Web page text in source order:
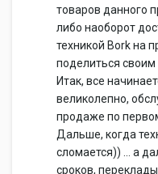
товаров данного
либо наоборот
техникой Bork на
поделиться своим
Итак, все
великолепно,
продаже по
Дальше, когда
сломается)) … а
сроков,